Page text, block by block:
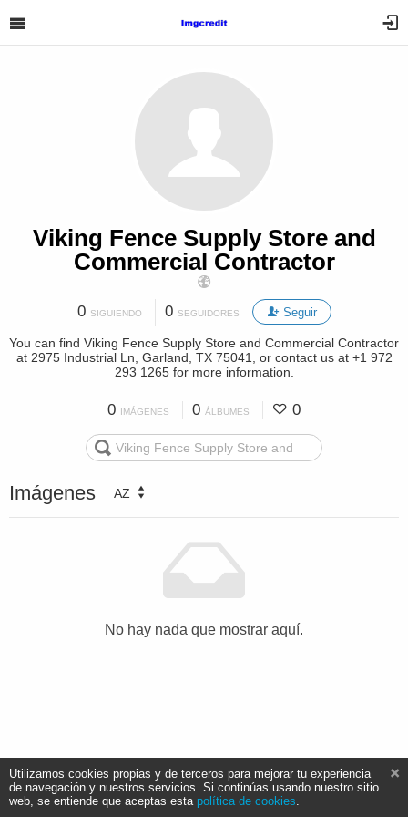
Viking Fence Supply Store and
Commercial Contractor
0 SIGUIENDO 0 SEGUIDORES Seguir
You can find Viking Fence Supply Store and Commercial Contractor
at 2975 Industrial Ln, Garland, TX 75041, or contact us at +1 972
293 1265 for more information.
0 IMÁGENES 0 ÁLBUMES 0
Imágenes AZ
No hay nada que mostrar aquí.
Utilizamos cookies propias y de terceros para mejorar tu experiencia
de navegación y nuestros servicios. Si continúas usando nuestro sitio
web, se entiende que aceptas esta política de cookies.